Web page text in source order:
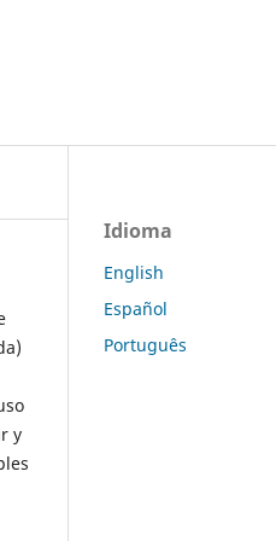
y
Idioma
English
Español
Português